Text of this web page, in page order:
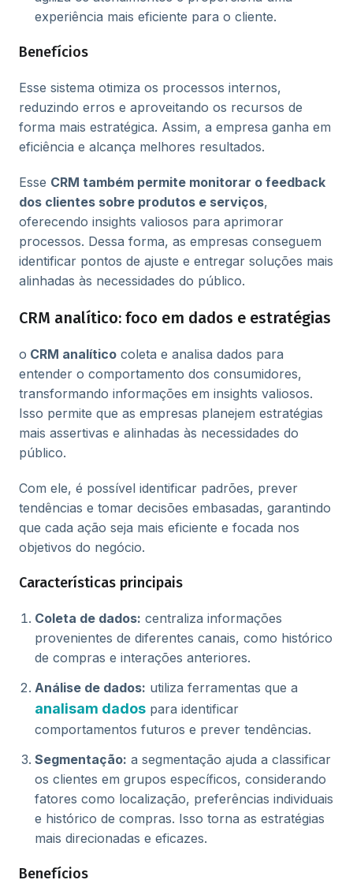
experiência mais eficiente para o cliente.
Benefícios
Esse sistema otimiza os processos internos,
reduzindo erros e aproveitando os recursos de
forma mais estratégica. Assim, a empresa ganha em
eficiência e alcança melhores resultados.
Esse CRM também permite monitorar o feedback
dos clientes sobre produtos e serviços,
oferecendo insights valiosos para aprimorar
processos. Dessa forma, as empresas conseguem
identificar pontos de ajuste e entregar soluções mais
alinhadas às necessidades do público.
CRM analítico: foco em dados e estratégias
o CRM analítico coleta e analisa dados para
entender o comportamento dos consumidores,
transformando informações em insights valiosos.
Isso permite que as empresas planejem estratégias
mais assertivas e alinhadas às necessidades do
público.
Com ele, é possível identificar padrões, prever
tendências e tomar decisões embasadas, garantindo
que cada ação seja mais eficiente e focada nos
objetivos do negócio.
Características principais
Coleta de dados: centraliza informações
provenientes de diferentes canais, como histórico
de compras e interações anteriores.
Análise de dados: utiliza ferramentas que a
analisam dados para identificar
comportamentos futuros e prever tendências.
Segmentação: a segmentação ajuda a classificar
os clientes em grupos específicos, considerando
fatores como localização, preferências individuais
e histórico de compras. Isso torna as estratégias
mais direcionadas e eficazes.
Benefícios